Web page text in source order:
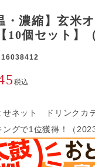
・濃縮】玄米
10個セット】
16038412
税込
せネット ドリンクカ
ングで1位獲得！（